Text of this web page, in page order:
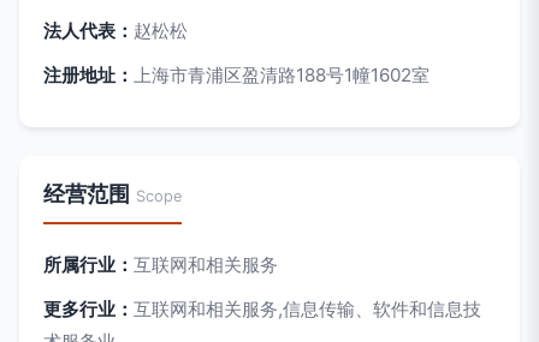
法人代表： 赵松松
注册地址： 上海市青浦区盈清路188号1幢1602室
经营范围 Scope
所属行业： 互联网和相关服务
更多行业： 互联网和相关服务,信息传输、软件和信息技